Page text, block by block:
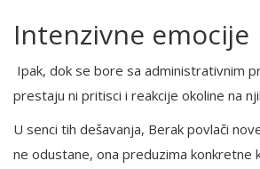
Intenzivne emocije
Ipak, dok se bore sa administrativnim
prestaju ni pritisci i reakcije okoline na
U senci tih dešavanja, Berak povlači
ne odustane, ona preduzima konkretne